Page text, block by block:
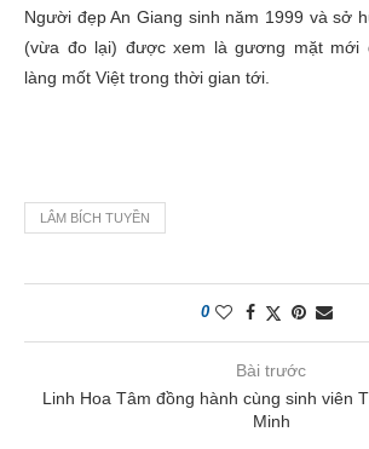
Người đẹp An Giang sinh năm 1999 và sở
(vừa đo lại) được xem là gương mặt mới
làng mốt Việt trong thời gian tới.
LÂM BÍCH TUYỀN
0
Bài trước
Linh Hoa Tâm đồng hành cùng sinh viên
Minh